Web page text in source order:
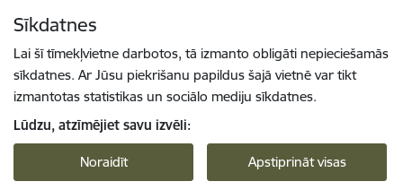
Sīkdatnes
Lai šī tīmekļvietne darbotos, tā izmanto obligāti nepieciešamās
sīkdatnes. Ar Jūsu piekrišanu papildus šajā vietnē var tikt
izmantotas statistikas un sociālo mediju sīkdatnes.
Lūdzu, atzīmējiet savu izvēli:
Noraidīt Apstiprināt visas